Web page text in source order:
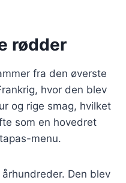
rødder
fra den øverste
hvor den blev
og rige smag, hvilket
som en hovedret
menu.
Den blev